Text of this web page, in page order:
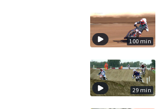
100 min
29 min